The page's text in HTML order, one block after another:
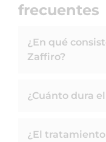
frecuentes
¿En qué
Zaffiro?
¿Cuánto dura
¿El